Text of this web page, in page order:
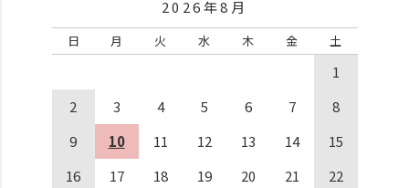
2026年8月
日 月 火 水 木 金 土
1
2
3 4 5 6 7
8
9
10 11 12 13 14
15
16
17 18 19 20 21
22